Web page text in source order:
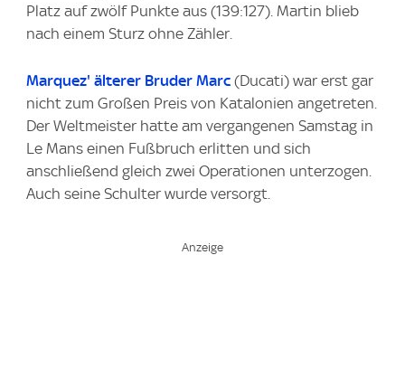
Platz auf zwölf Punkte aus (139:127). Martin blieb
nach einem Sturz ohne Zähler.
Marquez' älterer Bruder Marc (Ducati) war erst gar
nicht zum Großen Preis von Katalonien angetreten.
Der Weltmeister hatte am vergangenen Samstag in
Le Mans einen Fußbruch erlitten und sich
anschließend gleich zwei Operationen unterzogen.
Auch seine Schulter wurde versorgt.